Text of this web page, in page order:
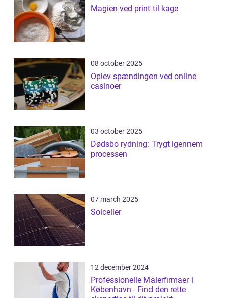
Magien ved print til kage
08 october 2025
Oplev spændingen ved online
casinoer
03 october 2025
Dødsbo rydning: Trygt igennem
processen
07 march 2025
Solceller
12 december 2024
Professionelle Malerfirmaer i
København - Find den rette